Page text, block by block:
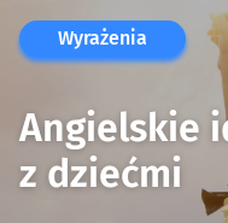
Wyrażenia
Angielskie
z dziećmi